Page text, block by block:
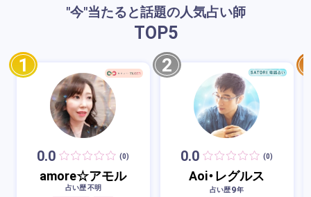
"今"当たると話題の人気占い師
TOP5
1
0.0 (0)
amore☆アモル
占い歴 不明
2
0.0 (0)
Aoi・レグルス
占い歴9年